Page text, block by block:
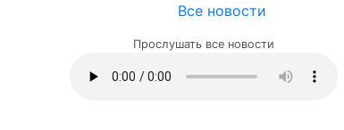
Все новости
Прослушать все новости